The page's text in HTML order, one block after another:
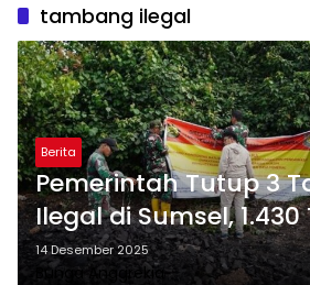
tambang ilegal
Berita
Pemerintah Tutup 3
Ilegal di Sumsel,
Bara Disita
14 Desember 2025
Bunga Anggrekia